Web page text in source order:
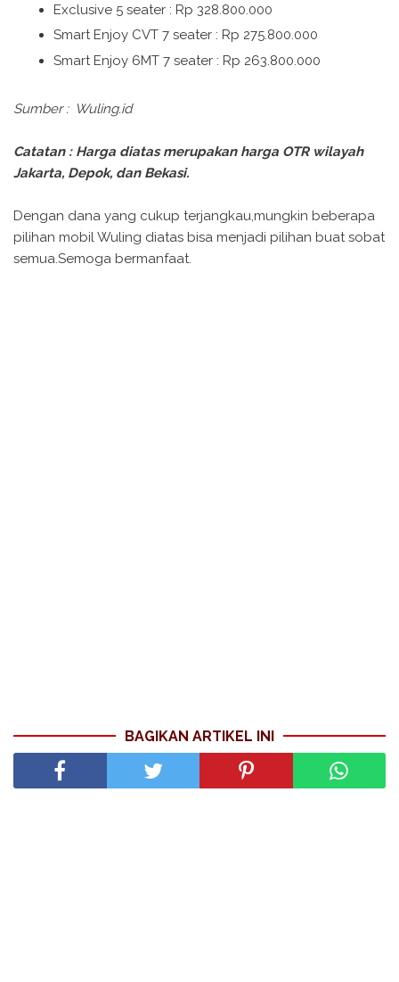
Exclusive 5 seater : Rp 328.800.000
Smart Enjoy CVT 7 seater : Rp 275.800.000
Smart Enjoy 6MT 7 seater : Rp 263.800.000
Sumber : Wuling.id
Catatan : Harga diatas merupakan harga OTR wilayah
Jakarta, Depok, dan Bekasi.
Dengan dana yang cukup terjangkau,mungkin beberapa
pilihan mobil Wuling diatas bisa menjadi pilihan buat sobat
semua.Semoga bermanfaat.
BAGIKAN ARTIKEL INI